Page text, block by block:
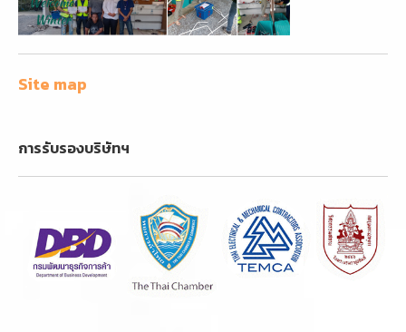
Site map
การรับรองบริษัทฯ